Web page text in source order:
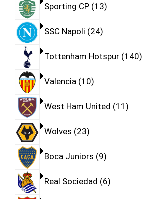
Sporting CP 13
SSC Napoli 24
Tottenham Hotspur 140
Valencia 10
West Ham United 11
Wolves 23
Boca Juniors 9
Real Sociedad 6